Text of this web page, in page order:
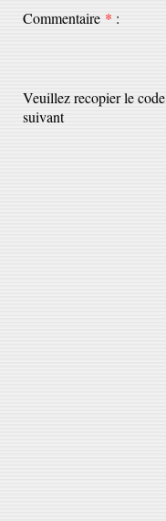
Commentaire * :
Veuillez recopier le code
suivant